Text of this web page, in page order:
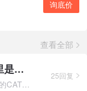
询底价
查看全部
【设备推荐之工况篇】霸占采石场 这里是卡特CAT390D的地盘！
说起卡特，甲友们都不会陌生，没错，就是美国佬的CAT，可以说是
25回复